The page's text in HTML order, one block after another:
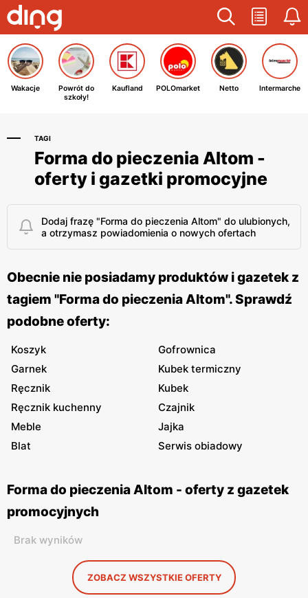
Wakacje
Powrót do
szkoły!
Kaufland POLOmarket Netto Intermarche
TAGI
Forma do pieczenia Altom -
oferty i gazetki promocyjne
Dodaj frazę "Forma do pieczenia Altom" do ulubionych,
a otrzymasz powiadomienia o nowych ofertach
Obecnie nie posiadamy produktów i gazetek z
tagiem "Forma do pieczenia Altom". Sprawdź
podobne oferty:
Koszyk
Gofrownica
Garnek
Kubek termiczny
Ręcznik
Kubek
Ręcznik kuchenny
Czajnik
Meble
Jajka
Blat
Serwis obiadowy
Forma do pieczenia Altom - oferty z gazetek
promocyjnych
Brak wyników
ZOBACZ WSZYSTKIE OFERTY